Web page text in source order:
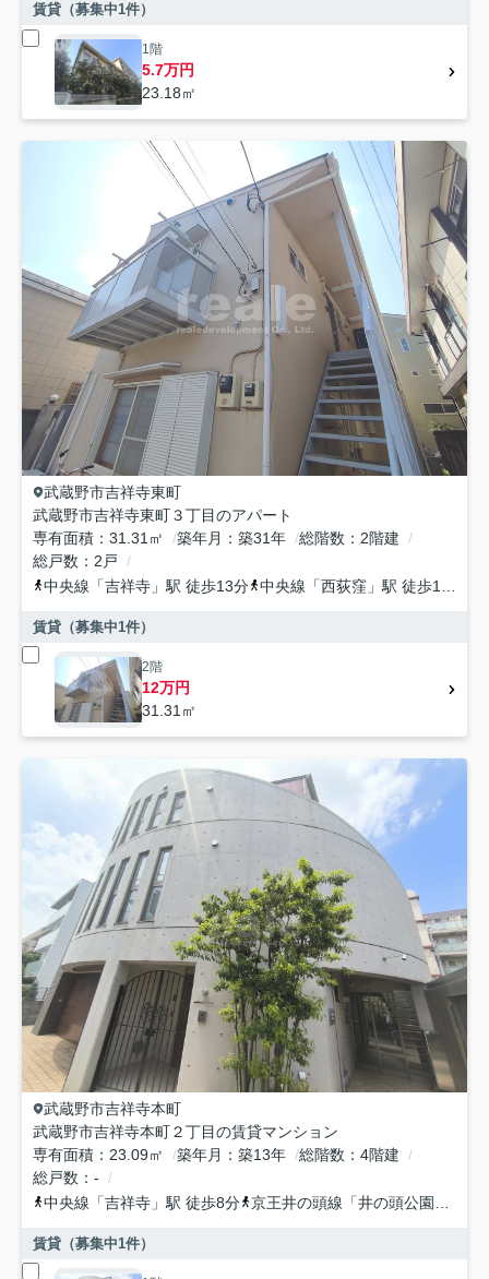
賃貸（募集中1件）
1階
5.7万円
23.18㎡
武蔵野市吉祥寺東町
武蔵野市吉祥寺東町３丁目のアパート
専有面積
31.31㎡ 築年月 築31年 総階数
2階建
総戸数
2戸
中央線 「吉祥寺 」駅 徒歩13分 中央線 「西荻窪 」駅 徒歩13分
賃貸（募集中1件）
2階
12万円
31.31㎡
武蔵野市吉祥寺本町
武蔵野市吉祥寺本町２丁目の賃貸マンション
専有面積
23.09㎡ 築年月 築13年 総階数
4階建
総戸数
-
中央線 「吉祥寺 」駅 徒歩8分 京王井の頭線 「井の頭公園
賃貸（募集中1件）